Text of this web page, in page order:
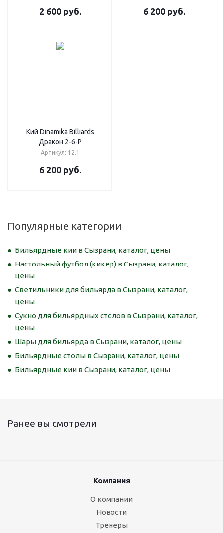
2 600руб. 6 200руб.
Кий Dinamika Billiards
Дракон 2-6-Р
Артикул: 12.1
6 200руб.
Популярные категории
Бильярдные кии в Сызрани, каталог, цены
Настольный футбол (кикер) в Сызрани, каталог,
цены
Светильники для бильярда в Сызрани, каталог,
цены
Сукно для бильярдных столов в Сызрани, каталог,
цены
Шары для бильярда в Сызрани, каталог, цены
Бильярдные столы в Сызрани, каталог, цены
Бильярдные кии в Сызрани, каталог, цены
Ранее вы смотрели
Компания
О компании
Новости
Тренеры